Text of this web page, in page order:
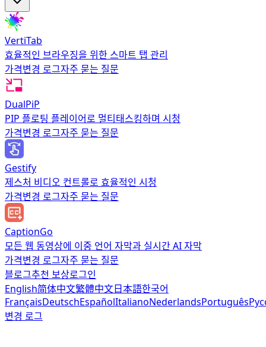
VertiTab
효율적인 브라우징을 위한 스마트 탭 관리
가격변경 로그자주 묻는 질문
DualPiP
PIP 플로팅 플레이어로 멀티태스킹하며 시청
가격변경 로그자주 묻는 질문
Gestify
제스처 비디오 컨트롤로 효율적인 시청
가격변경 로그자주 묻는 질문
CaptionGo
모든 웹 동영상에 이중 언어 자막과 실시간 AI 자막
가격변경 로그자주 묻는 질문
블로그추천 보상로그인
English简体中文繁體中文日本語한국어
FrançaisDeutschEspañolItalianoNederlandsPortuguês
변경 로그